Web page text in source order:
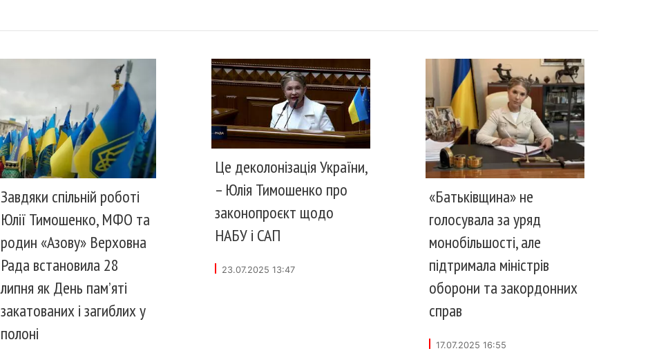
Завдяки спільній роботі
Юлії Тимошенко, МФО та
родин «Азову» Верховна
Рада встановила 28
липня як День пам’яті
закатованих і загиблих у
полоні
Це деколонізація України,
– Юлія Тимошенко про
законопроєкт щодо
НАБУ і САП
23.07.2025 13:47
«Батьківщина» не
голосувала за уряд
монобільшості, але
підтримала міністрів
оборони та закордонних
справ
17.07.2025 16:55